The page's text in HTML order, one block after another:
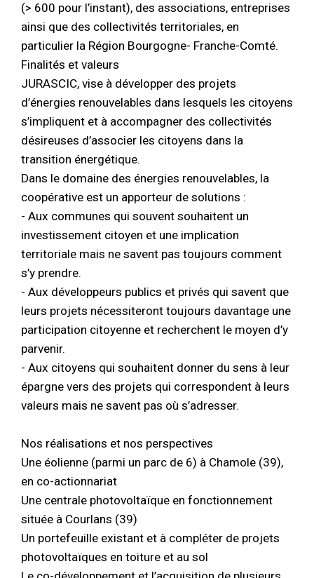
(> 600 pour l’instant), des associations, entreprises
ainsi que des collectivités territoriales, en
particulier la Région Bourgogne- Franche-Comté.
Finalités et valeurs
JURASCIC, vise à développer des projets
d’énergies renouvelables dans lesquels les citoyens
s’impliquent et à accompagner des collectivités
désireuses d’associer les citoyens dans la
transition énergétique.
Dans le domaine des énergies renouvelables, la
coopérative est un apporteur de solutions :
- Aux communes qui souvent souhaitent un
investissement citoyen et une implication
territoriale mais ne savent pas toujours comment
s’y prendre.
- Aux développeurs publics et privés qui savent que
leurs projets nécessiteront toujours davantage une
participation citoyenne et recherchent le moyen d’y
parvenir.
- Aux citoyens qui souhaitent donner du sens à leur
épargne vers des projets qui correspondent à leurs
valeurs mais ne savent pas où s’adresser.
Nos réalisations et nos perspectives
Une éolienne (parmi un parc de 6) à Chamole (39),
en co-actionnariat
Une centrale photovoltaïque en fonctionnement
située à Courlans (39)
Un portefeuille existant et à compléter de projets
photovoltaïques en toiture et au sol